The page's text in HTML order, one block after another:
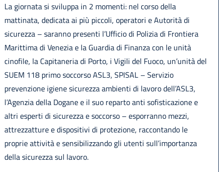
La giornata si sviluppa in 2 momenti: nel corso della
mattinata, dedicata ai più piccoli, operatori e Autorità di
sicurezza – saranno presenti l’Ufficio di Polizia di Frontiera
Marittima di Venezia e la Guardia di Finanza con le unità
cinofile, la Capitaneria di Porto, i Vigili del Fuoco, un’unità del
SUEM 118 primo soccorso ASL3, SPISAL – Servizio
prevenzione igiene sicurezza ambienti di lavoro dell’ASL3,
l’Agenzia della Dogane e il suo reparto anti sofisticazione e
altri esperti di sicurezza e soccorso – esporranno mezzi,
attrezzatture e dispositivi di protezione, raccontando le
proprie attività e sensibilizzando gli utenti sull’importanza
della sicurezza sul lavoro.